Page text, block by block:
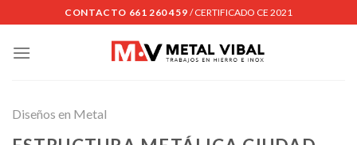
to
content
CONTACTO 661 260 459 / CERTIFICADO CE 2021
Diseños en Metal